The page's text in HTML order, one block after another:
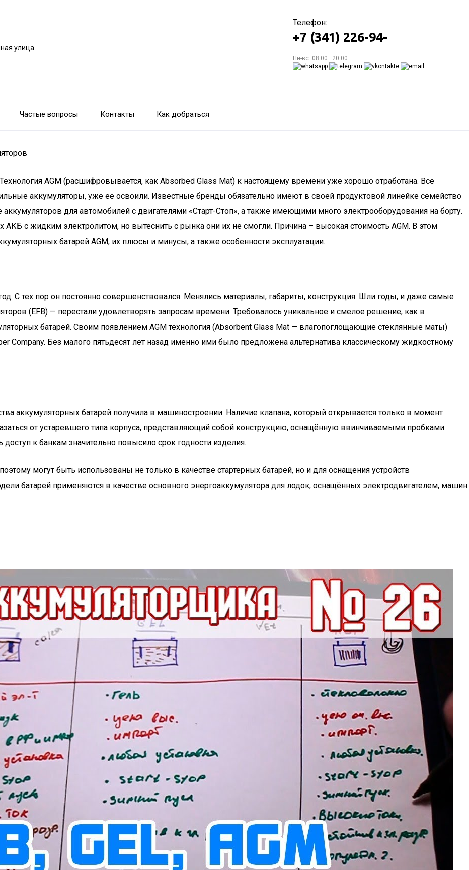
улица
Телефон:
+7 (341) 226-94-
Пн-вс: 08:00—20:00
Частые вопросы Контакты Как добраться
AGM (расшифровывается, как Absorbed Glass Mat) к настоящему времени уже хорошо отработана. Все
аккумуляторы, уже её освоили. Известные бренды обязательно имеют в своей продуктовой линейке семейство
для автомобилей с двигателями «Старт-Стоп», а также имеющими много электрооборудования на борту.
с жидким электролитом, но вытеснить с рынка они их не смогли. Причина – высокая стоимость AGM. В этом
батарей AGM, их плюсы и минусы, а также особенности эксплуатации.
С тех пор он постоянно совершенствовался. Менялись материалы, габариты, конструкция. Шли годы, и даже самые
(EFB) — перестали удовлетворять запросам времени. Требовалось уникальное и смелое решение, как в
батарей. Своим появлением AGM технология (Absorbent Glass Mat — влагопоглощающие стеклянные маты)
Company. Без малого пятьдесят лет назад именно ими было предложена альтернатива классическому жидкостному
аккумуляторных батарей получила в машиностроении. Наличие клапана, который открывается только в момент
от устаревшего типа корпуса, представляющий собой конструкцию, оснащённую ввинчиваемыми пробками.
к банкам значительно повысило срок годности изделия.
могут быть использованы не только в качестве стартерных батарей, но и для оснащения устройств
батарей применяются в качестве основного энергоаккумулятора для лодок, оснащённых электродвигателем, машин